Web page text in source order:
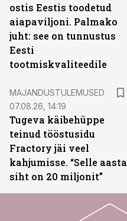
ostis Eestis toodetud
aiapaviljoni. Palmako
juht: see on tunnustus
Eesti
tootmiskvaliteedile
MAJANDUSTULEMUSED
07.08.26, 14:19
Tugeva käibehüppe
teinud tööstusidu
Fractory jäi veel
kahjumisse. “Selle aasta
siht on 20 miljonit”